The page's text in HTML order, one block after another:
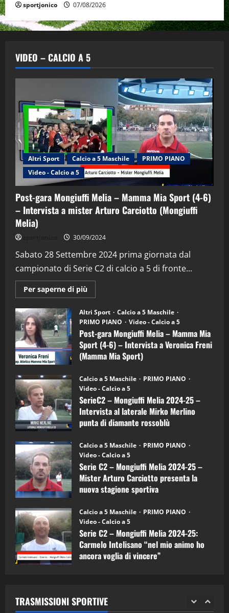
sportjonico 07/08/2026
VIDEO – CALCIO A 5
Altri Sport Calcio a 5 Maschile
PRIMO PIANO
Video - Calcio a 5
Post-gara Mongiuffi Melia – Mamma Mia Sport (4-6)
– Intervista a mister Arturo Carciotto (Mongiuffi
Melia)
30/09/2024
Sabato 28 Settembre 2024 prima giornata dal
campionato di Serie C2 di calcio a 5 di fronte...
Per saperne di più
informazioni
Post-
gara
Mongiuffi
Melia
–
Mamma
Mia
Sport
6)
–
Intervista
a
mister
Arturo
Carciotto
(Mongiuffi
Altri Sport
Calcio a 5 Maschile
PRIMO PIANO
Video - Calcio a 5
Post-gara Mongiuffi Melia – Mamma Mia
Sport (4-6) – Intervista a Veronica Freni
(Mamma Mia Sport)
Calcio a 5 Maschile
PRIMO PIANO
Video - Calcio a 5
SerieC2 – Mongiuffi Melia 2024-25 –
Intervista al laterale Mirko Merlino
punta di diamante rossoblù
Calcio a 5 Maschile
PRIMO PIANO
Video - Calcio a 5
Serie C2 – Mongiuffi Melia 2024-25 –
Mister Arturo Carciotto presenta la
nuova stagione sportiva
Calcio a 5 Maschile
PRIMO PIANO
Video - Calcio a 5
Serie C2 – Mongiuffi Melia 2024-25:
Carmelo Intelisano “nel mio animo ho
ancora voglia di vincere”
TRASMISSIONI SPORTIVE
2
“SportEmpire” in Podcast: 29^ Puntata
(Martedi 28 Aprile 2026)
28/04/2026
3
"SportEmpire" in Podcast
“SportEmpire” in Podcast: 28^ Puntata
(Martedi 21 Aprile 2026)
21/04/2026
4
“SportEmpire” in Podcast: 27^ Puntata
(Martedi 14 Aprile 2026)
15/04/2026
5
“SportEmpire” in Podcast: 26^ Puntata
(Martedi 07 Aprile 2026)
08/04/2026
1
“SportEmpire” in Podcast: 30^ Puntata
(Martedi 05 Maggio 2026)
08/05/2026
2 28/04/2026